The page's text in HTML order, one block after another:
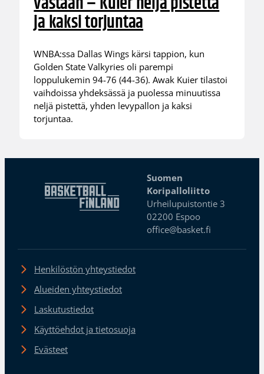
ja kaksi torjuntaa
WNBA:ssa Dallas Wings kärsi tappion, kun
Golden State Valkyries oli parempi
loppulukemin 94-76 (44-36). Awak Kuier tilastoi
vaihdoissa yhdeksässä ja puolessa minuutissa
neljä pistettä, yhden levypallon ja kaksi
torjuntaa.
Suomen
Koripalloliitto
Urheilupuistontie 3
02200 Espoo
office@basket.fi
Henkilöstön yhteystiedot
Alueiden yhteystiedot
Laskutustiedot
Käyttöehdot ja tietosuoja
Evästeet